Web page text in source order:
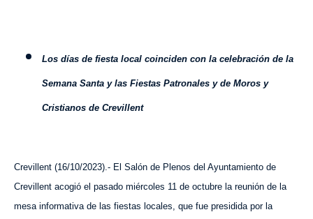
Los días de fiesta local coinciden con la celebración de la
Semana Santa y las Fiestas Patronales y de Moros y
Cristianos de Crevillent
Crevillent (16/10/2023).- El Salón de Plenos del Ayuntamiento de
Crevillent acogió el pasado miércoles 11 de octubre la reunión de la
mesa informativa de las fiestas locales, que fue presidida por la